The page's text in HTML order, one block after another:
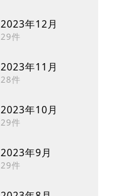
2023年12月
29件
2023年11月
28件
2023年10月
29件
2023年9月
29件